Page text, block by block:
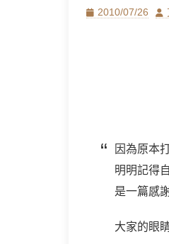
Posted
2010/07/26
因為原本
明明記得
是一篇感
大家的眼